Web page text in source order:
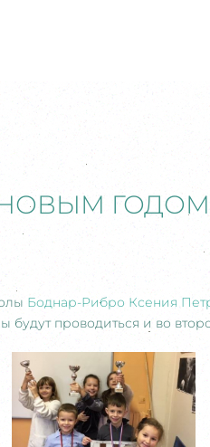
ГОДОМ
Боднар-Рибро Ксения
проводиться и во